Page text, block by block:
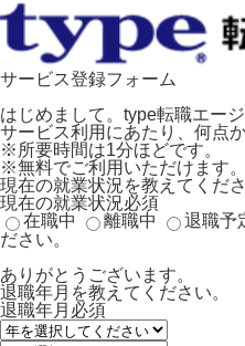
サービス登録フォーム
はじめまして。type転職エー
サービス利用にあたり、何点
※所要時間は1分ほどです。
※無料でご利用いただけます。
現在の就業状況を教えてくださ
現在の就業状況必須
在職中
離職中 退職予
ださい。
ありがとうございます。
退職年月を教えてください。
退職年月 必須